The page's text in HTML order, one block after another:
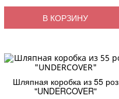
В КОРЗИНУ
Шляпная коробка из 55 роз
"UNDERCOVER"